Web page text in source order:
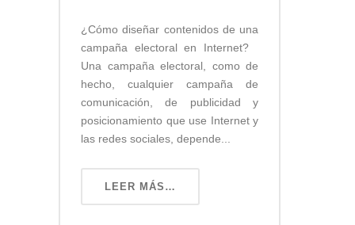
¿Cómo diseñar contenidos de una
campaña electoral en Internet?
Una campaña electoral, como de
hecho, cualquier campaña de
comunicación, de publicidad y
posicionamiento que use Internet y
las redes sociales, depende...
LEER MÁS…